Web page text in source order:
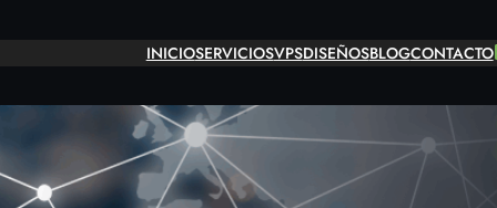
INICIOSERVICIOSVPSDISEÑOSBLOGCONTACTO